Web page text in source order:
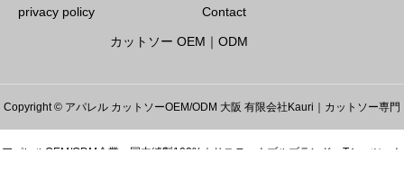
privacy policy Contact
カットソー OEM｜ODM
Copyright © アパレル カットソーOEM/ODM 大阪 有限会社Kauri｜カットソー専門
アパレルOEM/ODM企業・国内縫製100%｜サスティナブルブランド・Tシャツ・ト